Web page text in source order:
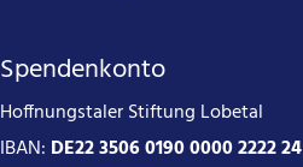
Spendenkonto
Hoffnungstaler Stiftung Lobetal
IBAN: DE22 3506 0190 0000 2222 24